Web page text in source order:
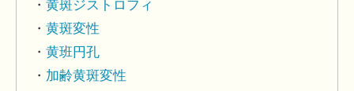
黄斑ジストロフィ
黄斑変性
黄班円孔
加齢黄斑変性